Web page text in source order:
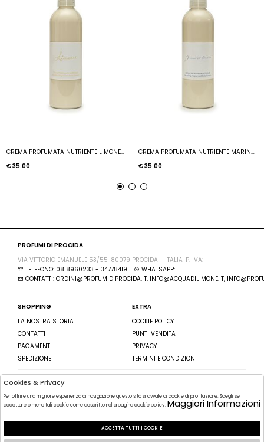
CREMA PROFUMATA NUTRIENTE LIMONE 250ML.
€ 35.00
CREMA PROFUMATA NUTRIENTE MARINA DI CORRICELLA 250 ML
€ 35.00
PROFUMI DI PROCIDA
VIA VITTORIO EMANUELE 53/55 80079 PROCIDA - ITALIA P. IVA:
TELEFONO: 0818960233 - 3477841911
WHATSAPP:
CONTATTI: ORDINI@PROFUMIDIPROCIDA.IT, INFO@ACQUADILIMONE.IT,
SHOPPING
LA NOSTRA STORIA
CONTATTI
PAGAMENTI
SPEDIZIONE
EXTRA
COOKIE POLICY
PUNTI VENDITA
PRIVACY
TERMINI E CONDIZIONI
SEGUICI SU
FACEBOOK
HO LETTO ED ACCETTATO LE
INVIA
Cookies & Privacy
Per offrire una migliore esperienza di navigazione questo sito si avvale di cookie di profilazione. Scegli se
accettare o meno tali cookie come descritto nella pagina cookie policy.Maggiori Informazioni
ACCETTA TUTTI I COOKIE